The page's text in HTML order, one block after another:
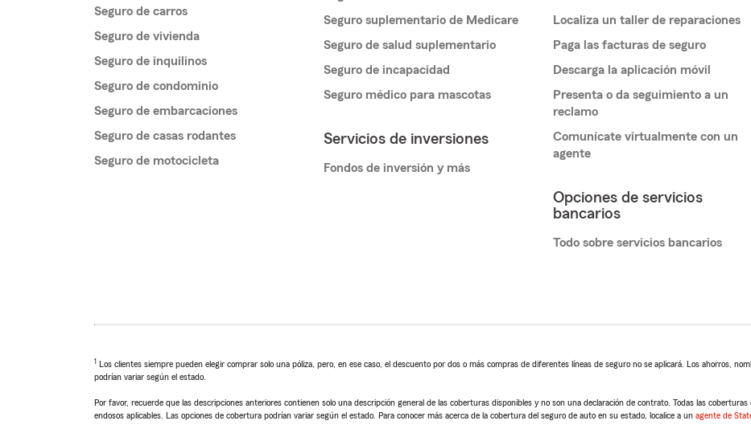
Seguro de carros
Seguro de vivienda
Seguro de inquilinos
Seguro de condominio
Seguro de embarcaciones
Seguro de casas rodantes
Seguro de motocicleta
Seguro suplementario de Medicare
Seguro de salud suplementario
Seguro de incapacidad
Seguro médico para mascotas
Servicios de inversiones
Fondos de inversión y más
Localiza un taller de reparaciones
Paga las facturas de seguro
Descarga la aplicación móvil
Presenta o da seguimiento a un
reclamo
Comunícate virtualmente con un
agente
Opciones de servicios
bancarios
Todo sobre servicios bancarios
1 Los clientes siempre pueden elegir comprar solo una póliza, pero, en ese caso, el descuento por dos o más compras de diferentes líneas de seguro no se aplicará. Los ahorros,
podrían variar según el estado.
Por favor, recuerde que las descripciones anteriores contienen solo una descripción general de las coberturas disponibles y no son una declaración de contrato. Todas las
endosos aplicables. Las opciones de cobertura podrían variar según el estado. Para conocer más acerca de la cobertura del seguro de auto en su estado, localice a un agente de